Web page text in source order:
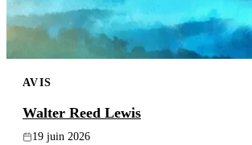
Éternea
Blog
Recherche
AVIS
Walter Reed Lewis
19 juin 2026